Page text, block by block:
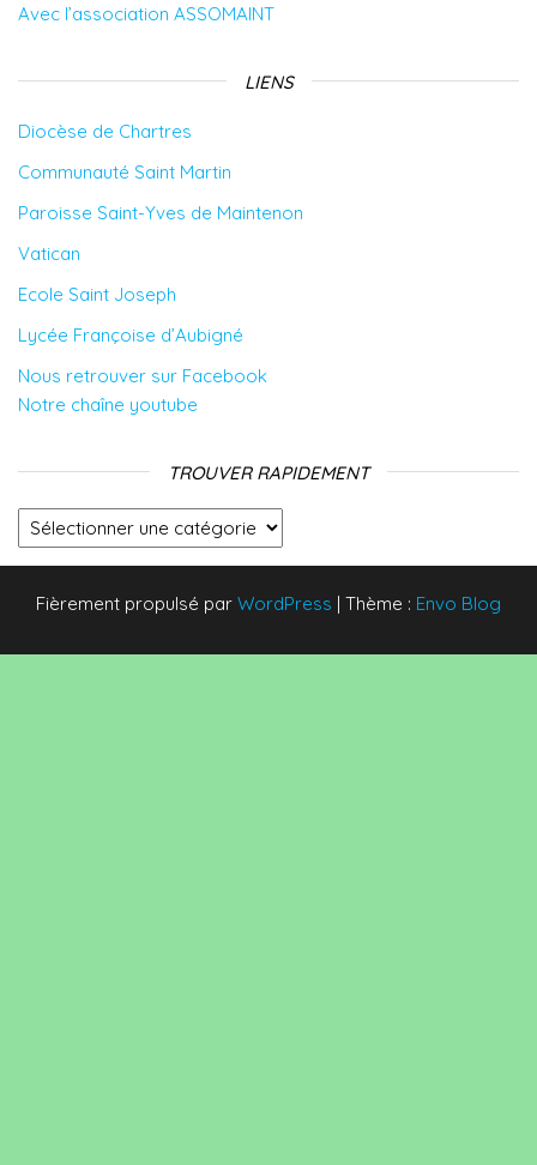
Avec l’association ASSOMAINT
LIENS
Diocèse de Chartres
Communauté Saint Martin
Paroisse Saint-Yves de Maintenon
Vatican
Ecole Saint Joseph
Lycée Françoise d’Aubigné
Nous retrouver sur Facebook
Notre chaîne youtube
TROUVER RAPIDEMENT
Trouver rapidement
Fièrement propulsé par WordPress | Thème : Envo Blog